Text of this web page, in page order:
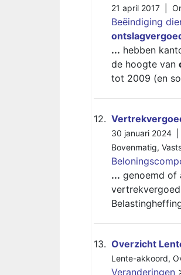
21 april 2017 |
Beëindiging
... hebben
de hoogte van
tot 2009 (en
12.
30 januari 2024 |
Bovenmatig,
... genoemd of
13. Overzicht
Lente-akkoord,
Veranderingen